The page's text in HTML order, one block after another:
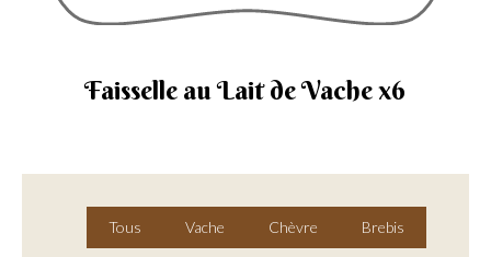
Faisselle au Lait de Vache x6
Tous Vache Chèvre Brebis